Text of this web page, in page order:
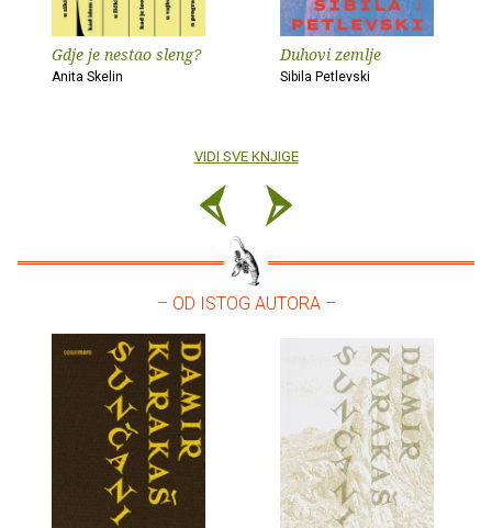
Gdje je nestao sleng?
Anita Skelin
Duhovi zemlje
Sibila Petlevski
VIDI SVE KNJIGE
– OD ISTOG AUTORA –